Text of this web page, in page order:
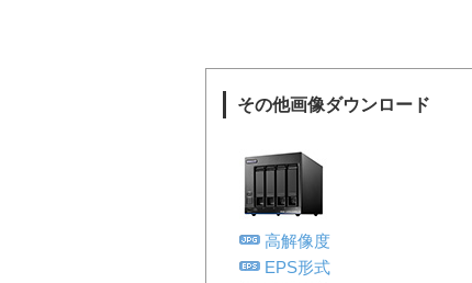
その他画像ダウンロード
高解像度
EPS形式